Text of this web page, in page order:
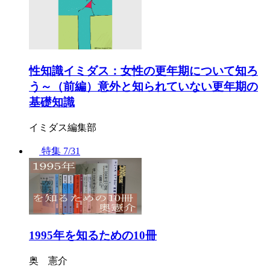
性知識イミダス：女性の更年期について知ろ
う～（前編）意外と知られていない更年期の
基礎知識
イミダス編集部
特集 7/31
1995年を知るための10冊
奥 憲介